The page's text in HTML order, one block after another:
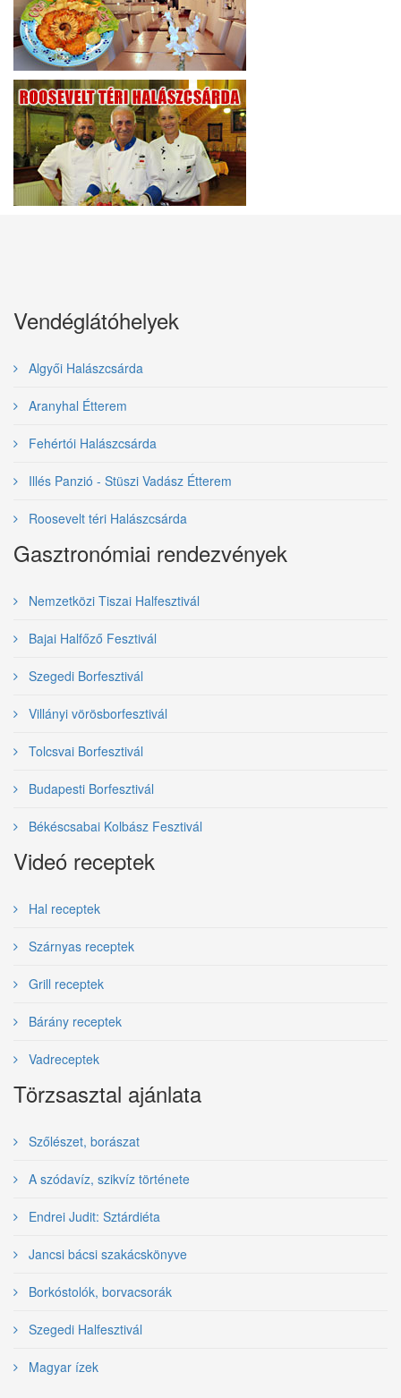
Vendéglátóhelyek
Algyői Halászcsárda
Aranyhal Étterem
Fehértói Halászcsárda
Illés Panzió - Stüszi Vadász Étterem
Roosevelt téri Halászcsárda
Gasztronómiai rendezvények
Nemzetközi Tiszai Halfesztivál
Bajai Halfőző Fesztivál
Szegedi Borfesztivál
Villányi vörösborfesztivál
Tolcsvai Borfesztivál
Budapesti Borfesztivál
Békéscsabai Kolbász Fesztivál
Videó receptek
Hal receptek
Szárnyas receptek
Grill receptek
Bárány receptek
Vadreceptek
Törzsasztal ajánlata
Szőlészet, borászat
A szódavíz, szikvíz története
Endrei Judit: Sztárdiéta
Jancsi bácsi szakácskönyve
Borkóstolók, borvacsorák
Szegedi Halfesztivál
Magyar ízek